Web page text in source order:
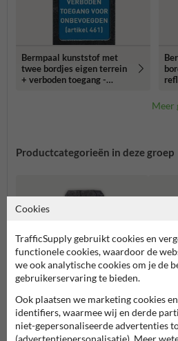
Bermpaal kunststof met
twee bordjes eigen terrein
+ verboden toegang -
Meer
Productcategorieën in deze groep
Bermpalen met
Cookies
TrafficSupply gebruikt cookies en
functionele cookies, waardoor de
we ook analytische cookies om je de
gebruikerservaring te bieden.
Ook plaatsen we marketing cookies
identifiers, waarmee wij en derde
niet-gepersonaliseerde advertenties
(advertentiepersonalisatie). Meer